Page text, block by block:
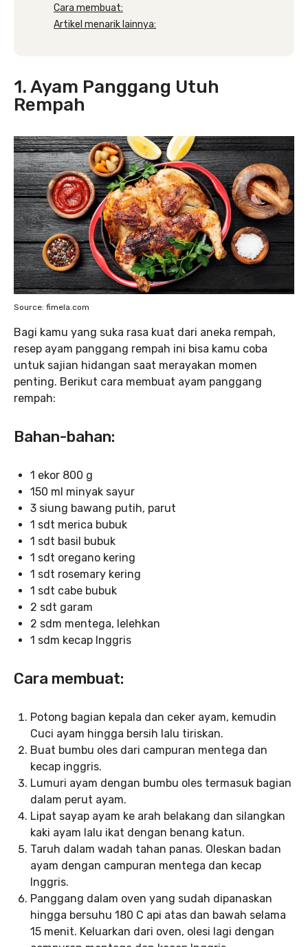
Cara membuat:
Artikel menarik lainnya:
1. Ayam Panggang Utuh
Rempah
Source: fimela.com
Bagi kamu yang suka rasa kuat dari aneka rempah,
resep ayam panggang rempah ini bisa kamu coba
untuk sajian hidangan saat merayakan momen
penting. Berikut cara membuat ayam panggang
rempah:
Bahan-bahan:
1 ekor 800 g
150 ml minyak sayur
3 siung bawang putih, parut
1 sdt merica bubuk
1 sdt basil bubuk
1 sdt oregano kering
1 sdt rosemary kering
1 sdt cabe bubuk
2 sdt garam
2 sdm mentega, lelehkan
1 sdm kecap Inggris
Cara membuat:
Potong bagian kepala dan ceker ayam, kemudin
Cuci ayam hingga bersih lalu tiriskan.
Buat bumbu oles dari campuran mentega dan
kecap inggris.
Lumuri ayam dengan bumbu oles termasuk bagian
dalam perut ayam.
Lipat sayap ayam ke arah belakang dan silangkan
kaki ayam lalu ikat dengan benang katun.
Taruh dalam wadah tahan panas. Oleskan badan
ayam dengan campuran mentega dan kecap
Inggris.
Panggang dalam oven yang sudah dipanaskan
hingga bersuhu 180 C api atas dan bawah selama
15 menit. Keluarkan dari oven, olesi lagi dengan